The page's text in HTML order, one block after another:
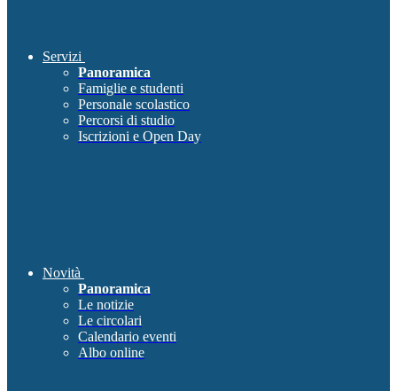
Servizi
Panoramica
Famiglie e studenti
Personale scolastico
Percorsi di studio
Iscrizioni e Open Day
Novità
Panoramica
Le notizie
Le circolari
Calendario eventi
Albo online